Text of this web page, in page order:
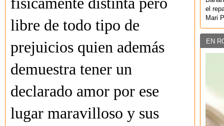
libre de todo tipo de
prejuicios quien además
demuestra tener un
declarado amor por ese
lugar maravilloso y sus
el
Mari
EN